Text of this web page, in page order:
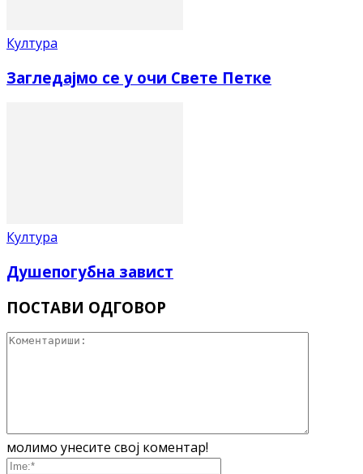
Култура
Загледајмо се у очи Свете Петке
Култура
Душепогубна завист
ПОСТАВИ ОДГОВОР
молимо унесите свој коментар!